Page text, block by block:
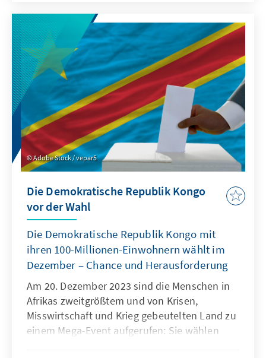
prägen ihn? Und warum scheint ein Ende
nach wie vor nicht absehbar?
Adobe Stock / vepar5
Die Demokratische Republik Kongo
vor der Wahl
Die Demokratische Republik Kongo mit
ihren 100-Millionen-Einwohnern wählt im
Dezember – Chance und Herausforderung
Am 20. Dezember 2023 sind die Menschen in
Afrikas zweitgrößtem und von Krisen,
Misswirtschaft und Krieg gebeutelten Land zu
einem Mega-Event aufgerufen: Sie wählen